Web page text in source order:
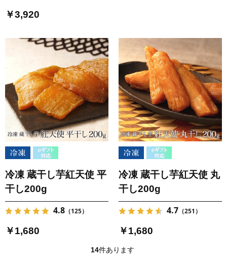
￥3,920
冷凍 蔵干し芋紅天使 平
干し200g
4.8 （125）
￥1,680
冷凍 蔵干し芋紅天使 丸
干し200g
4.7 （251）
￥1,680
14件あります